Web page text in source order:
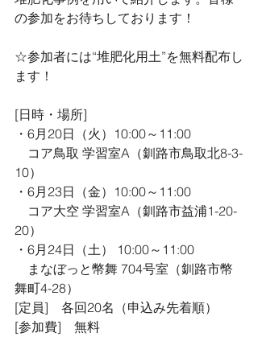
の参加をお待ちしております！
☆参加者には“堆肥化用土”を無料配布し
ます！
[日時・場所]
・6月20日（火）10:00～11:00
コア鳥取 学習室A（釧路市鳥取北8-3-
10）
・6月23日（金）10:00～11:00
コア大空 学習室A（釧路市益浦1-20-
20）
・6月24日（土） 10:00～11:00
まなぼっと幣舞 704号室（釧路市幣
舞町4-28）
[定員]　各回20名（申込み先着順）
[参加費]　無料